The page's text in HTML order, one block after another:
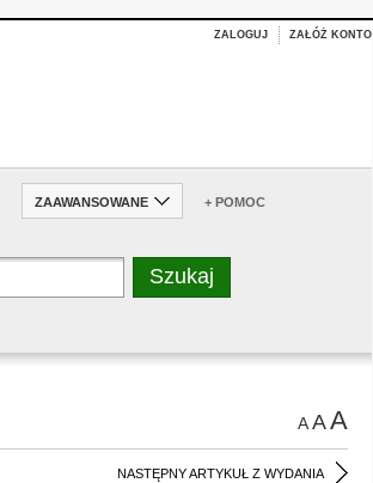
ZALOGUJ ZAŁÓŻ KONTO
ZAAWANSOWANE + POMOC
AAA
NASTĘPNY ARTYKUŁ Z WYDANIA